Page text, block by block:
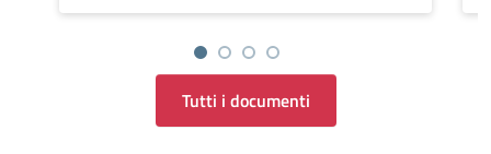
Tutti i documenti